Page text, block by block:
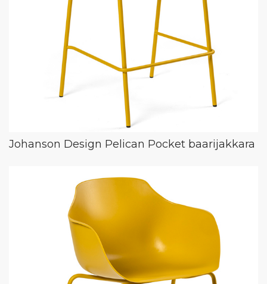
Johanson Design Pelican Pocket baarijakkara